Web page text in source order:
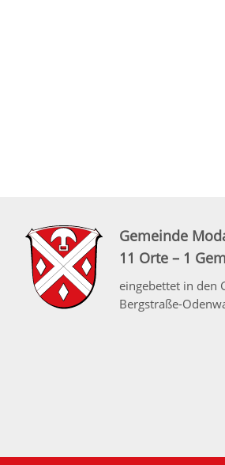
Gemeinde
11 Orte – 1
eingebettet in den
Bergstraße-